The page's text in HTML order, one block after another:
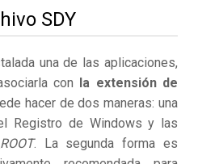
SDY
una de las aplicaciones,
con la extensión de
hacer de dos maneras: una
Registro de Windows y las
. La segunda forma es